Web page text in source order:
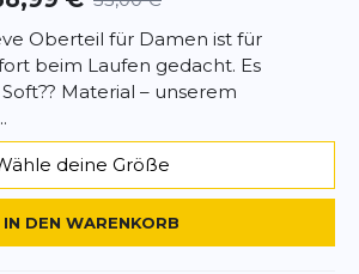
Oberteil für Damen ist für
beim Laufen gedacht. Es
Material – unserem
deine Größe
IN DEN WARENKORB